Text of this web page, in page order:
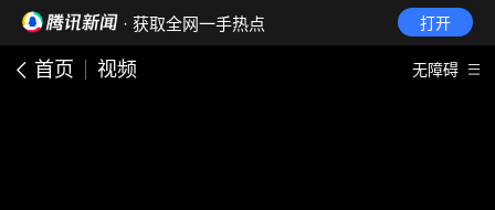
· 获取全网一手热点 打开
首页 视频 无障碍